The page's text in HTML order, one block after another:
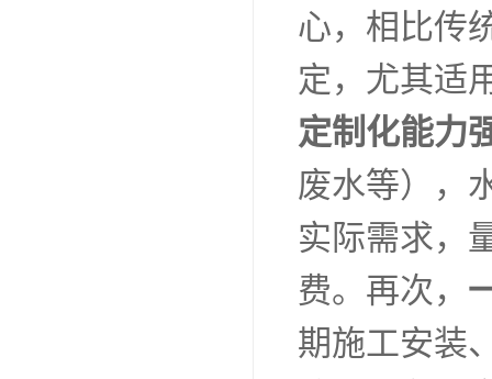
心，相比传
定，尤其适
定制化能力
废水等），
实际需求，
费。再次，
期施工安装